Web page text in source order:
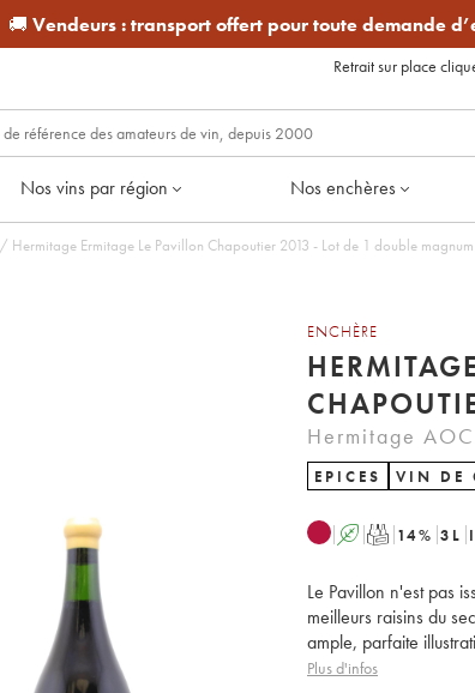
🚚 Vendeurs :transport offert pour toute demande
Retrait sur place
Nos vins par région Nos enchères
/ Hermitage Ermitage Le Pavillon Chapoutier 2013 - Lot de 1 double magnum
ENCHÈRE
Hermitage AOC
EPICES VIN DE
A T 14% 3 L
Le Pavillon n'est pas
meilleurs raisins du
ample, parfaite
Plus d'infos